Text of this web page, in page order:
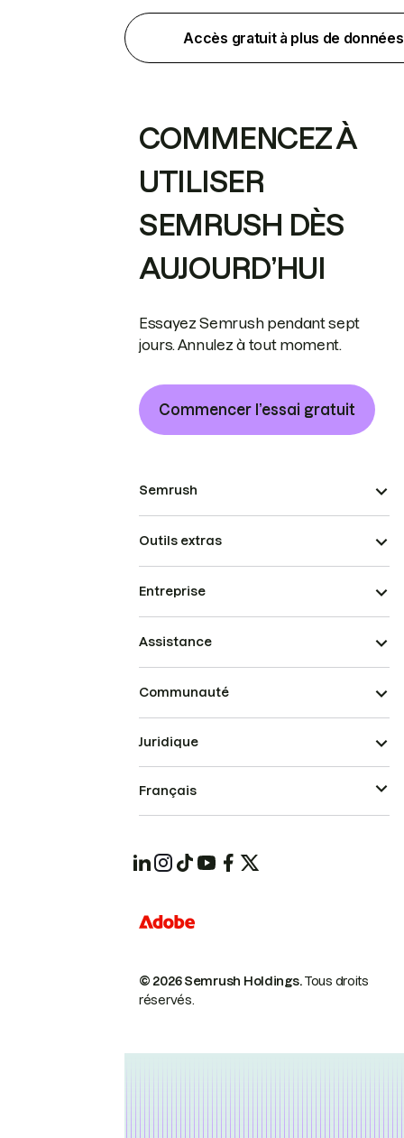
Accès gratuit à plus de données
COMMENCEZ À
UTILISER
SEMRUSH DÈS
AUJOURD’HUI
Essayez Semrush pendant sept
jours. Annulez à tout moment.
Commencer l’essai gratuit
Semrush
Outils extras
Entreprise
Assistance
Communauté
© 2026 Semrush Holdings.Tous droits
réservés.
Juridique
Français